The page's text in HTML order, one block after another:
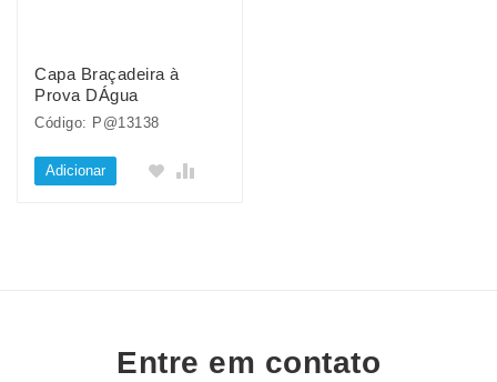
Capa Braçadeira à
Prova DÁgua
Código: P@13138
Adicionar
Entre em contato